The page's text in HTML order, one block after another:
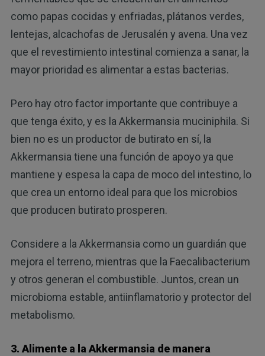
como papas cocidas y enfriadas, plátanos verdes,
lentejas, alcachofas de Jerusalén y avena. Una vez
que el revestimiento intestinal comienza a sanar, la
mayor prioridad es alimentar a estas bacterias.
Pero hay otro factor importante que contribuye a
que tenga éxito, y es la Akkermansia muciniphila. Si
bien no es un productor de butirato en sí, la
Akkermansia tiene una función de apoyo ya que
mantiene y espesa la capa de moco del intestino, lo
que crea un entorno ideal para que los microbios
que producen butirato prosperen.
Considere a la Akkermansia como un guardián que
mejora el terreno, mientras que la Faecalibacterium
y otros generan el combustible. Juntos, crean un
microbioma estable, antiinflamatorio y protector del
metabolismo.
3. Alimente a la Akkermansia de manera